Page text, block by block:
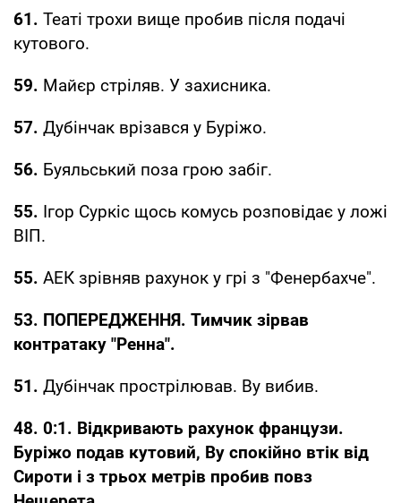
61. Театі трохи вище пробив після подачі
кутового.
59. Майєр стріляв. У захисника.
57. Дубінчак врізався у Буріжо.
56. Буяльський поза грою забіг.
55. Ігор Суркіс щось комусь розповідає у ложі
ВІП.
55. АЕК зрівняв рахунок у грі з "Фенербахче".
53. ПОПЕРЕДЖЕННЯ. Тимчик зірвав
контратаку "Ренна".
51. Дубінчак прострілював. Ву вибив.
48. 0:1. Відкривають рахунок французи.
Буріжо подав кутовий, Ву спокійно втік від
Сироти і з трьох метрів пробив повз